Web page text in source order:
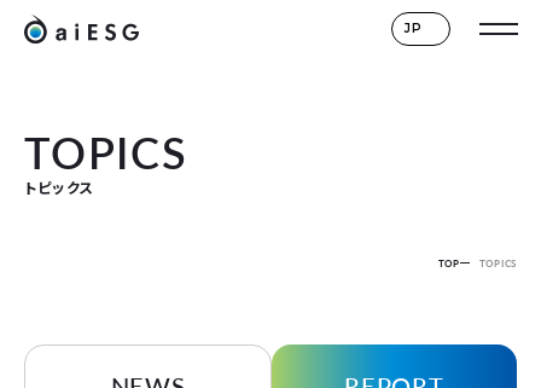
JP
TOPICS
トピックス
TOP TOPICS